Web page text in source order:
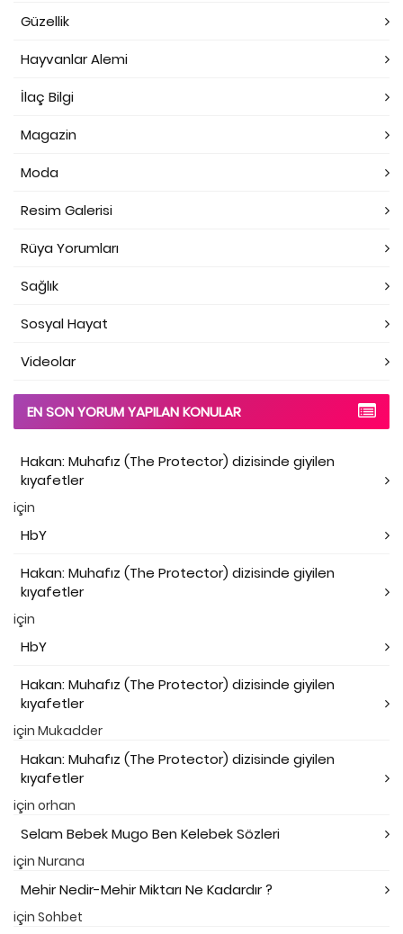
Güzellik
Hayvanlar Alemi
İlaç Bilgi
Magazin
Moda
Resim Galerisi
Rüya Yorumları
Sağlık
Sosyal Hayat
Videolar
EN SON YORUM YAPILAN KONULAR
Hakan: Muhafız (The Protector) dizisinde giyilen
kıyafetler
için
HbY
Hakan: Muhafız (The Protector) dizisinde giyilen
kıyafetler
için
HbY
Hakan: Muhafız (The Protector) dizisinde giyilen
kıyafetler
için Mukadder
Hakan: Muhafız (The Protector) dizisinde giyilen
kıyafetler
için orhan
Selam Bebek Mugo Ben Kelebek Sözleri
için Nurana
Mehir Nedir-Mehir Miktarı Ne Kadardır ?
için Sohbet